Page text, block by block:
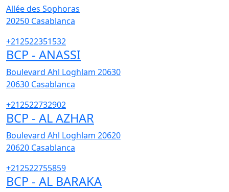
Allée des Sophoras
20250 Casablanca
+212522351532
BCP - ANASSI
Boulevard Ahl Loghlam 20630
20630 Casablanca
+212522732902
BCP - AL AZHAR
Boulevard Ahl Loghlam 20620
20620 Casablanca
+212522755859
BCP - AL BARAKA